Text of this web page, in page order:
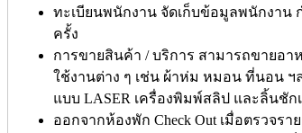
ทะเบียนพนักงาน จัดเก็บข้อมูลพนักงาน
ครั้ง
การขายสินค้า / บริการ สามารถขายอา
ใช้งานต่าง ๆ เช่น ผ้าห่ม หมอน ที่นอน ฯ
แบบ LASER เครื่องพิมพ์สลิป และลิ้นชั
ออกจากห้องพัก Check Out เมื่อตรวจ